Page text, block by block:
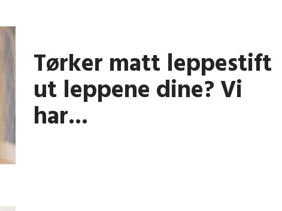
Tørker matt leppestift
ut leppene dine? Vi
har...